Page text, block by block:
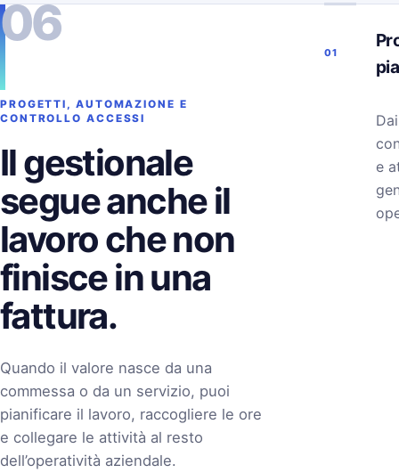
06
PROGETTI, AUTOMAZIONE E
CONTROLLO ACCESSI
Il gestionale
segue anche il
lavoro che non
finisce in una
fattura.
Quando il valore nasce da una
commessa o da un servizio, puoi
pianificare il lavoro, raccogliere le ore
e collegare le attività al resto
dell’operatività aziendale.
01
e